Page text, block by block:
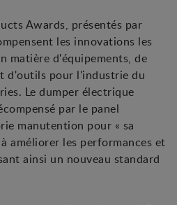
Awards, présentés par
les innovations les
matière d'équipements, de
d'outils pour l'industrie du
Le dumper électrique
par le panel
manutention pour « sa
améliorer les performances et
ainsi un nouveau standard